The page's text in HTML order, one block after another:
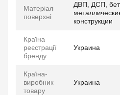
Матеріал
поверхні
ДВП, ДСП,
конструкции
Країна
реєстрації
бренду
Украина
Країна-
виробник
товару
Украина